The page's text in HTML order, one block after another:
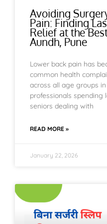
Avoiding
Pain: Finding
Relief at the
Aundh, Pune
Lower back pain has
common health
across all age groups
professionals spending
seniors dealing with
READ MORE »
January 22, 2026